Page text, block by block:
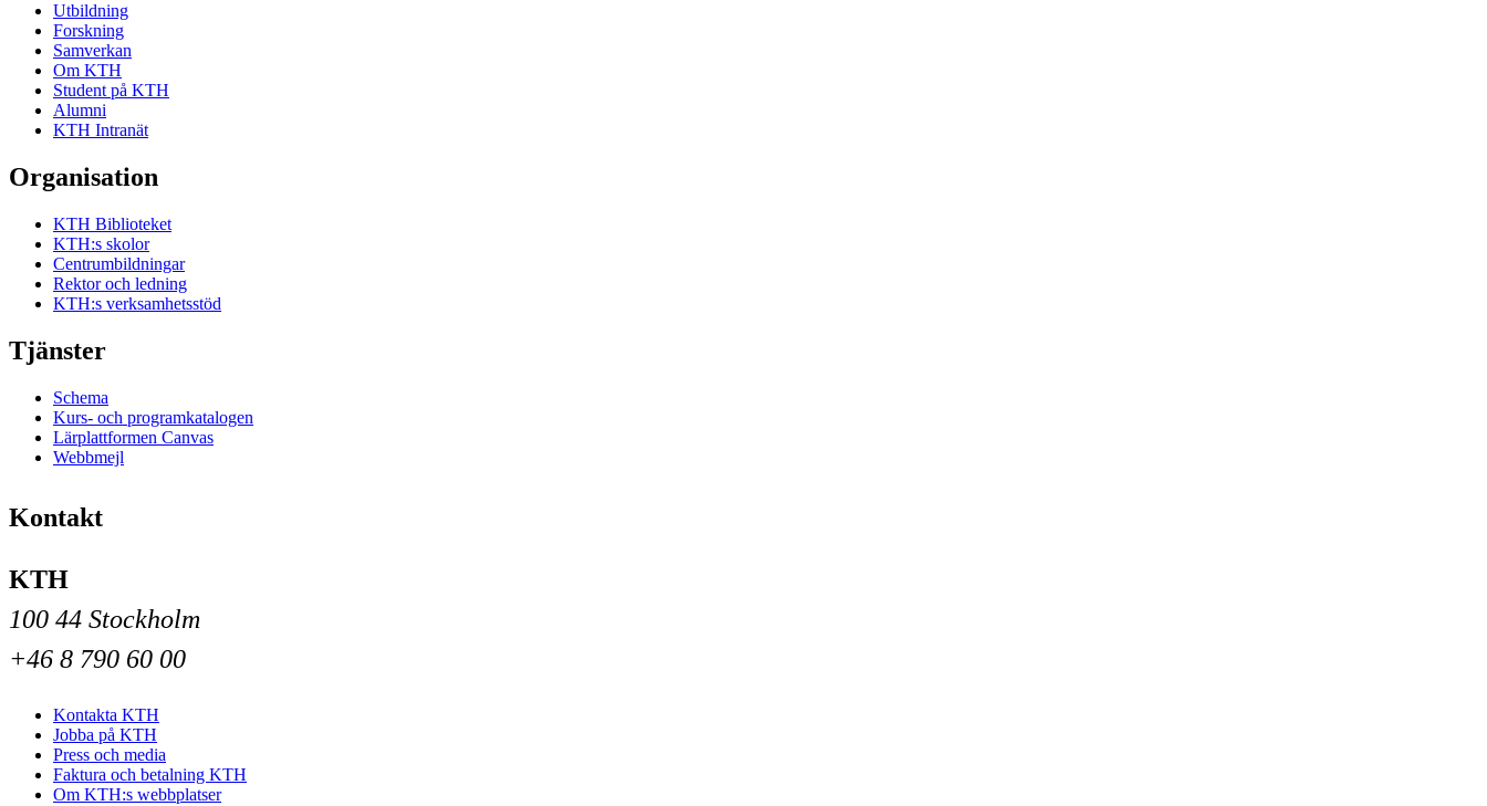
Utbildning
Forskning
Samverkan
Om KTH
Student på KTH
Alumni
KTH Intranät
Organisation
KTH Biblioteket
KTH:s skolor
Centrumbildningar
Rektor och ledning
KTH:s verksamhetsstöd
Tjänster
Schema
Kurs- och programkatalogen
Lärplattformen Canvas
Webbmejl
Kontakt
KTH
100 44 Stockholm
+46 8 790 60 00
Kontakta KTH
Jobba på KTH
Press och media
Faktura och betalning KTH
Om KTH:s webbplatser